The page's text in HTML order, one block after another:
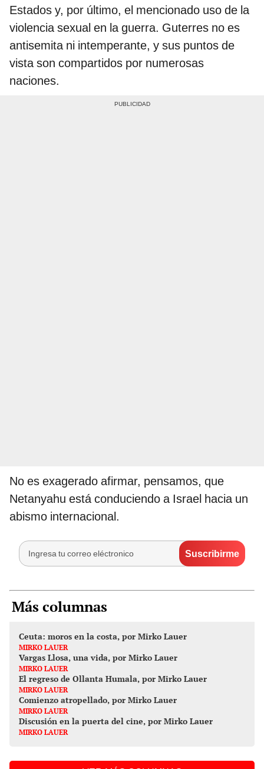
Estados y, por último, el mencionado uso de la
violencia sexual en la guerra. Guterres no es
antisemita ni intemperante, y sus puntos de
vista son compartidos por numerosas
naciones.
No es exagerado afirmar, pensamos, que
Netanyahu está conduciendo a Israel hacia un
abismo internacional.
Más columnas
Ceuta: moros en la costa, por Mirko Lauer
MIRKO LAUER
Vargas Llosa, una vida, por Mirko Lauer
MIRKO LAUER
El regreso de Ollanta Humala, por Mirko Lauer
MIRKO LAUER
Comienzo atropellado, por Mirko Lauer
MIRKO LAUER
Discusión en la puerta del cine, por Mirko Lauer
MIRKO LAUER